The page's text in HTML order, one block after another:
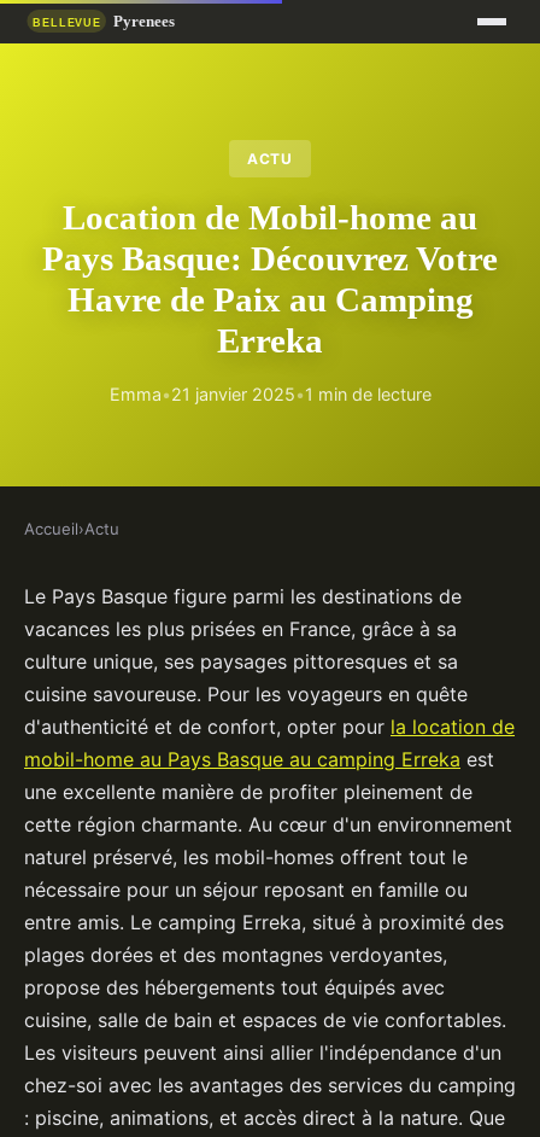
ACTU
Location de Mobil-home au
Pays Basque: Découvrez Votre
Havre de Paix au Camping
Erreka
Emma•21 janvier 2025•1 min de lecture
Accueil›Actu
Le Pays Basque figure parmi les destinations de
vacances les plus prisées en France, grâce à sa
culture unique, ses paysages pittoresques et sa
cuisine savoureuse. Pour les voyageurs en quête
d'authenticité et de confort, opter pour la location de
mobil-home au Pays Basque au camping Erreka est
une excellente manière de profiter pleinement de
cette région charmante. Au cœur d'un environnement
naturel préservé, les mobil-homes offrent tout le
nécessaire pour un séjour reposant en famille ou
entre amis. Le camping Erreka, situé à proximité des
plages dorées et des montagnes verdoyantes,
propose des hébergements tout équipés avec
cuisine, salle de bain et espaces de vie confortables.
Les visiteurs peuvent ainsi allier l'indépendance d'un
chez-soi avec les avantages des services du camping
: piscine, animations, et accès direct à la nature. Que